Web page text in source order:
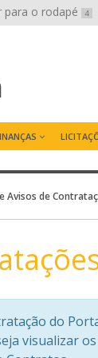
para o rodapé 4
Avisos de
do
visualizar